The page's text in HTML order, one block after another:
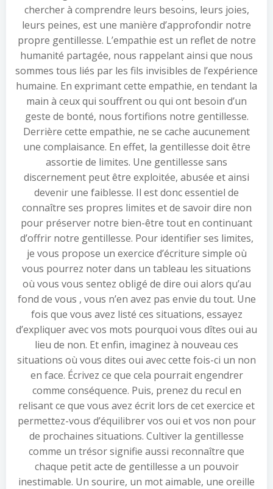
chercher à comprendre leurs besoins, leurs joies,
leurs peines, est une manière d’approfondir notre
propre gentillesse. L’empathie est un reflet de notre
humanité partagée, nous rappelant ainsi que nous
sommes tous liés par les fils invisibles de l’expérience
humaine. En exprimant cette empathie, en tendant la
main à ceux qui souffrent ou qui ont besoin d’un
geste de bonté, nous fortifions notre gentillesse.
Derrière cette empathie, ne se cache aucunement
une complaisance. En effet, la gentillesse doit être
assortie de limites. Une gentillesse sans
discernement peut être exploitée, abusée et ainsi
devenir une faiblesse. Il est donc essentiel de
connaître ses propres limites et de savoir dire non
pour préserver notre bien-être tout en continuant
d’offrir notre gentillesse. Pour identifier ses limites,
je vous propose un exercice d’écriture simple où
vous pourrez noter dans un tableau les situations
où vous vous sentez obligé de dire oui alors qu’au
fond de vous , vous n’en avez pas envie du tout. Une
fois que vous avez listé ces situations, essayez
d’expliquer avec vos mots pourquoi vous dîtes oui au
lieu de non. Et enfin, imaginez à nouveau ces
situations où vous dites oui avec cette fois-ci un non
en face. Écrivez ce que cela pourrait engendrer
comme conséquence. Puis, prenez du recul en
relisant ce que vous avez écrit lors de cet exercice et
permettez-vous d’équilibrer vos oui et vos non pour
de prochaines situations. Cultiver la gentillesse
comme un trésor signifie aussi reconnaître que
chaque petit acte de gentillesse a un pouvoir
inestimable. Un sourire, un mot aimable, une oreille